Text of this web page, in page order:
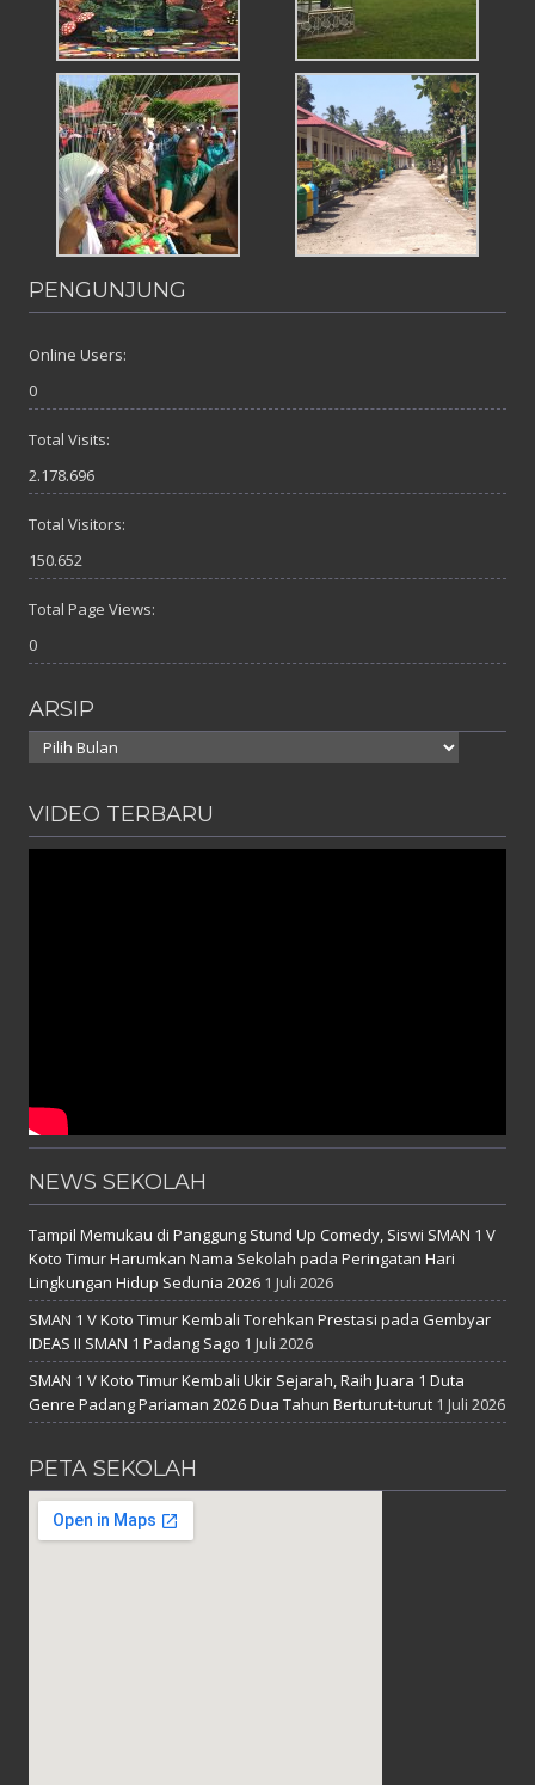
PENGUNJUNG
Online Users:
0
Total Visits:
2.178.696
Total Visitors:
150.652
Total Page Views:
0
ARSIP
Arsip
VIDEO TERBARU
NEWS SEKOLAH
Tampil Memukau di Panggung Stund Up Comedy, Siswi SMAN 1 V
Koto Timur Harumkan Nama Sekolah pada Peringatan Hari
Lingkungan Hidup Sedunia 2026 1 Juli 2026
SMAN 1 V Koto Timur Kembali Torehkan Prestasi pada Gembyar
IDEAS II SMAN 1 Padang Sago 1 Juli 2026
SMAN 1 V Koto Timur Kembali Ukir Sejarah, Raih Juara 1 Duta
Genre Padang Pariaman 2026 Dua Tahun Berturut-turut 1 Juli 2026
PETA SEKOLAH